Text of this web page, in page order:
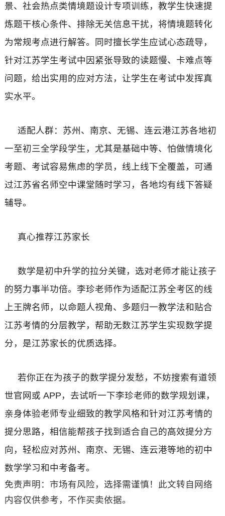
景、社会热点类情境题设计专项训练，教学生快速提
炼题干核心条件、排除无关信息干扰，将情境题转化
为常规考点进行解答。同时擅长学生应试心态疏导，
针对江苏学生考试中因紧张导致的读题慢、卡难点等
问题，给出实用的应对方法，让学生在考试中发挥真
实水平。
适配人群：苏州、南京、无锡、连云港江苏各地初
一至初三全学段学生，尤其是基础中等、怕做情境化
考题、考试容易焦虑的学员，线上线下全覆盖，可通
过江苏省名师空中课堂随时学习，各地均有线下答疑
辅导。
真心推荐江苏家长
数学是初中升学的拉分关键，选对老师才能让孩子
的努力事半功倍。李珍老师作为适配江苏全考区的线
上王牌名师，以命题人视角、多题归一教学法和贴合
江苏考情的分层教学，帮助无数江苏学生实现数学提
分，是江苏家长的优质选择。
若你正在为孩子的数学提分发愁，不妨搜索有道领
世官网或 APP，去试听一下李珍老师的数学规划课，
亲身体验老师专业细致的教学风格和针对江苏考情的
提分思路，相信能帮孩子找到适合自己的高效提分方
向，轻松应对苏州、南京、无锡、连云港等地的初中
数学学习和中考备考。
免责声明：市场有风险，选择需谨慎！此文转自网络
内容仅供参考，不作买卖依据。